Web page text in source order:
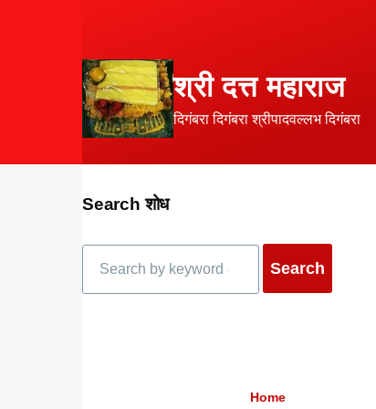
श्री दत्त महाराज
दिगंबरा दिगंबरा श्रीपादवल्लभ दिगंबरा
Search शोध
Breadcrumb
Home